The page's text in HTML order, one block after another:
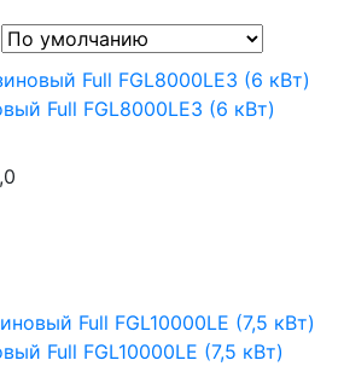
Full FGL8000LE3 (6 кВт)
Full FGL10000LE (7,5 кВт)